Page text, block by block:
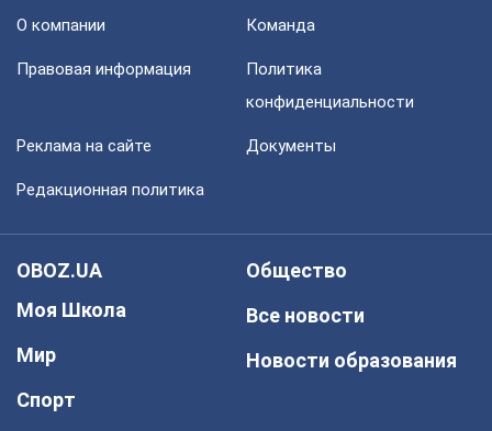
О компании Команда
Правовая информация
Политика
конфиденциальности
Реклама на сайте Документы
Редакционная политика
OBOZ.UA
Моя Школа
Мир
Спорт
Общество
Все новости
Новости образования